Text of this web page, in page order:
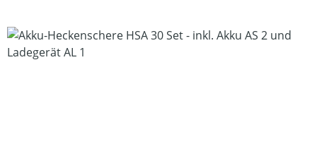
Bildergalerie überspringen